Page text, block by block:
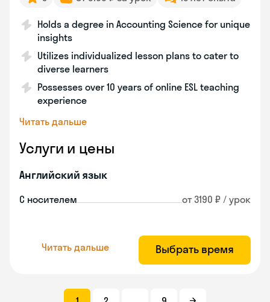
Holds a degree in Accounting Science for unique
insights
Utilizes individualized lesson plans to cater to
diverse learners
Possesses over 10 years of online ESL teaching
experience
Читать дальше
Услуги и цены
Английский язык
С носителем от 3190 ₽ / урок
Читать дальше Выбрать время